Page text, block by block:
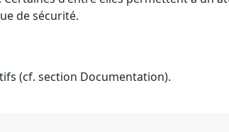
de sécurité.
(cf. section Documentation).